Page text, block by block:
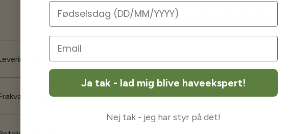
Ofte stillede spørgsmål
og forsendelse
og garanti
Fødselsdag
Ja tak - lad mig blive haveekspert!
Nej tak - jeg har styr på det!